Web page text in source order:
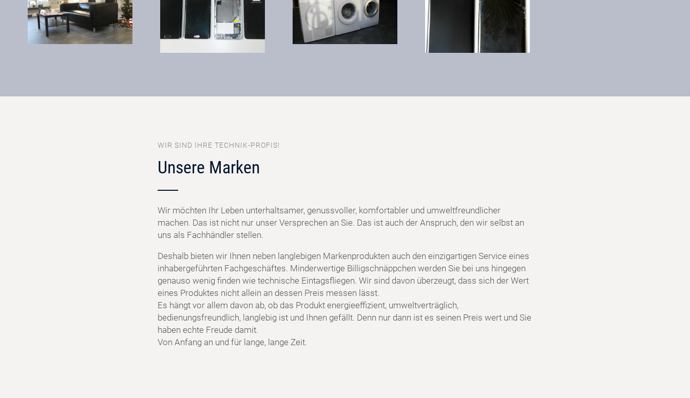
WIR SIND IHRE TECHNIK-PROFIS!
Unsere Marken
Wir möchten Ihr Leben unterhaltsamer, genussvoller, komfortabler und umweltfreundlicher
machen. Das ist nicht nur unser Versprechen an Sie. Das ist auch der Anspruch, den wir selbst an
uns als Fachhändler stellen.
Deshalb bieten wir Ihnen neben langlebigen Markenprodukten auch den einzigartigen Service eines
inhabergeführten Fachgeschäftes. Minderwertige Billigschnäppchen werden Sie bei uns hingegen
genauso wenig finden wie technische Eintagsfliegen. Wir sind davon überzeugt, dass sich der Wert
eines Produktes nicht allein an dessen Preis messen lässt.
Es hängt vor allem davon ab, ob das Produkt energieeffizient, umweltverträglich,
bedienungsfreundlich, langlebig ist und Ihnen gefällt. Denn nur dann ist es seinen Preis wert und Sie
haben echte Freude damit.
Von Anfang an und für lange, lange Zeit.